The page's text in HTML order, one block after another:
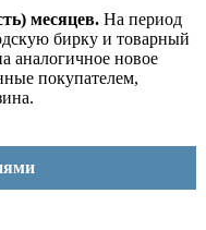
месяцев. На период
бирку и товарный
аналогичное новое
покупателем,